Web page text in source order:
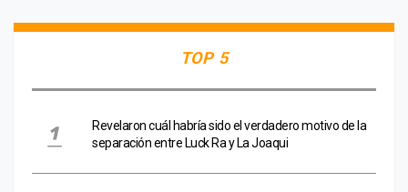
TOP 5
Revelaron cuál habría sido el verdadero motivo de la
separación entre Luck Ra y La Joaqui